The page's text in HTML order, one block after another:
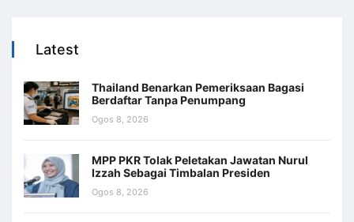
Latest
Thailand Benarkan Pemeriksaan Bagasi
Berdaftar Tanpa Penumpang
Ogos 8, 2026
MPP PKR Tolak Peletakan Jawatan Nurul
Izzah Sebagai Timbalan Presiden
Ogos 8, 2026